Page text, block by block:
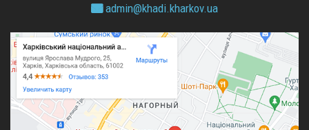
admin@khadi.kharkov.ua